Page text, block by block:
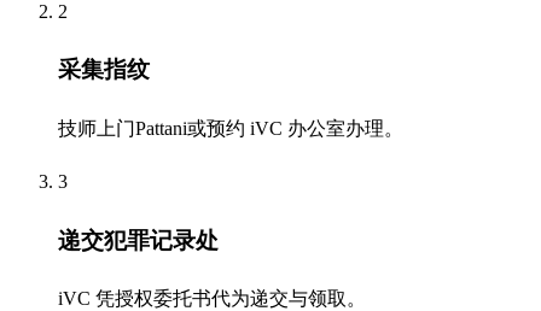
2
采集指纹
技师上门Pattani或预约 iVC 办公室办理。
3
递交犯罪记录处
iVC 凭授权委托书代为递交与领取。